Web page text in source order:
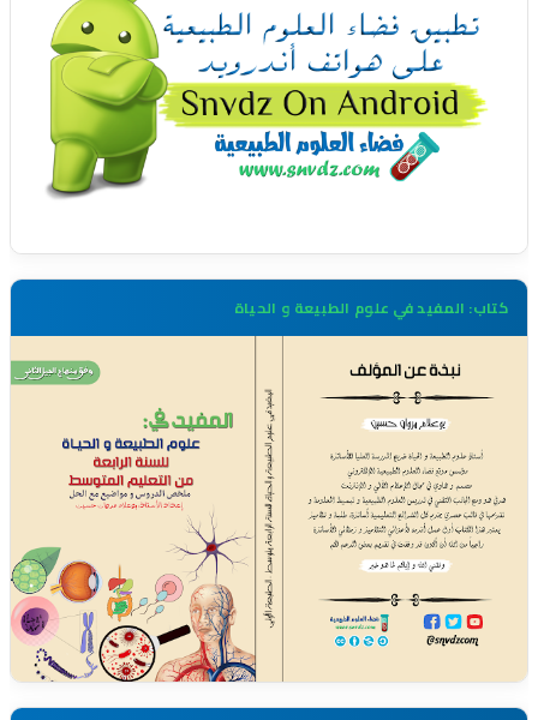
كتاب: المفيد في علوم الطبيعة و الحياة